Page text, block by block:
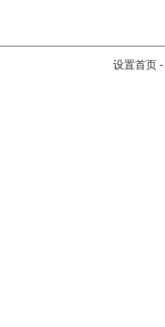
设置首页 -